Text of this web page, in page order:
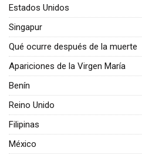
Estados Unidos
Singapur
Qué ocurre después de la muerte
Apariciones de la Virgen María
Benín
Reino Unido
Filipinas
México